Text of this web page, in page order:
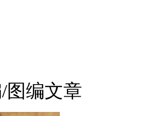
图编文章